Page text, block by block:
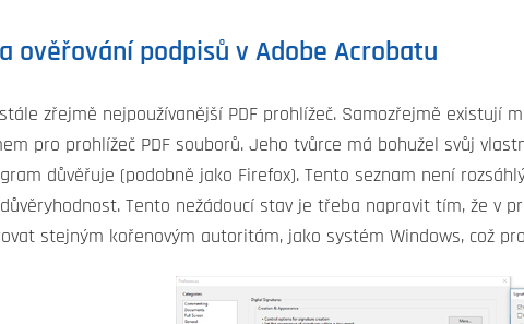
ověřování podpisů v Adobe Acrobatu
zřejmě nejpoužívanější PDF prohlížeč. Samozřejmě existují
pro prohlížeč PDF souborů. Jeho tvůrce má bohužel svůj
důvěřuje (podobně jako Firefox). Tento seznam není
Tento nežádoucí stav je třeba napravit tím, že v
stejným kořenovým autoritám, jako systém Windows, což